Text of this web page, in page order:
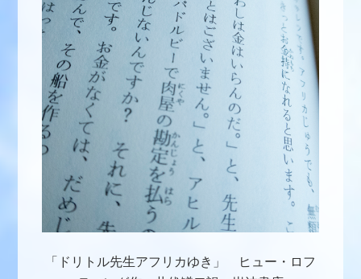
「ドリトル先生アフリカゆき」 ヒュー・ロフ